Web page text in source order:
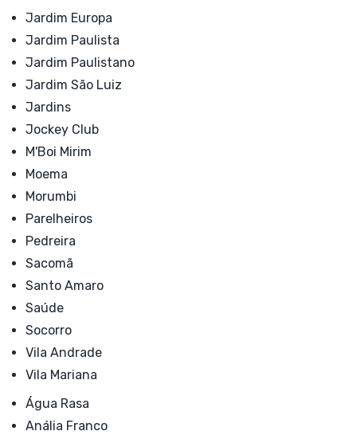
Jardim Europa
Jardim Paulista
Jardim Paulistano
Jardim São Luiz
Jardins
Jockey Club
M'Boi Mirim
Moema
Morumbi
Parelheiros
Pedreira
Sacomã
Santo Amaro
Saúde
Socorro
Vila Andrade
Vila Mariana
Água Rasa
Anália Franco